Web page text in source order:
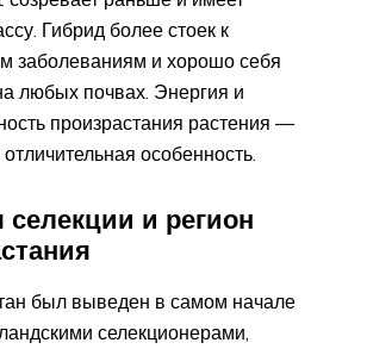
Гибрид более стоек к
заболеваниям и хорошо себя
любых почвах. Энергия и
произрастания растения —
особенность.
селекции и регион
был выведен в самом начале
селекционерами,